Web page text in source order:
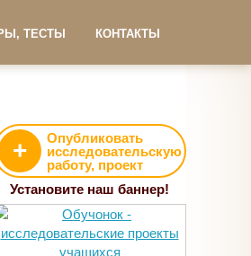
ТЕСТЫ КОНТАКТЫ
+
Опубликовать
исследовательскую
работу, проект
Установите наш баннер!